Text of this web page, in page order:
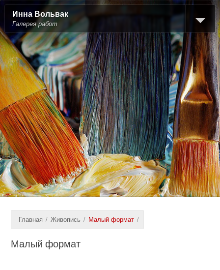
Инна Вольвак
Галерея работ
Главная / Живопись / Малый формат /
Малый формат